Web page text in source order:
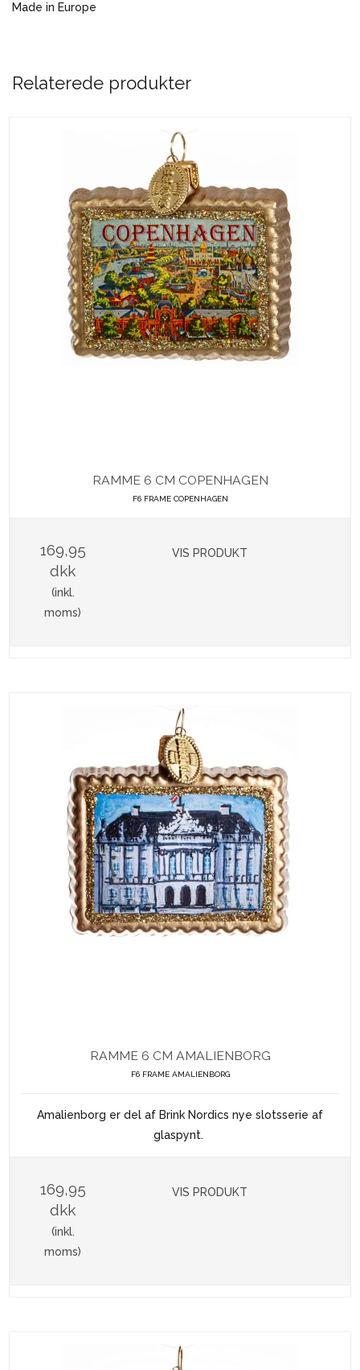
Made in Europe
Relaterede produkter
RAMME 6 CM COPENHAGEN
F6 FRAME COPENHAGEN
169,95
dkk
(inkl.
moms)
VIS PRODUKT
RAMME 6 CM AMALIENBORG
F6 FRAME AMALIENBORG
Amalienborg er del af Brink Nordics nye slotsserie af
glaspynt.
169,95
dkk
(inkl.
moms)
VIS PRODUKT